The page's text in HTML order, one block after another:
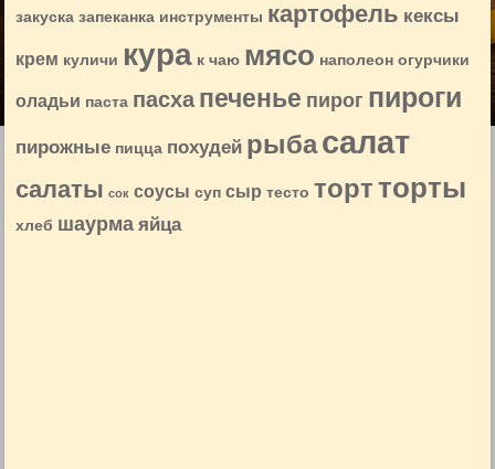
закуска запеканка инструменты картофель кексы
крем куличи кура к чаю мясо наполеон огурчики
оладьи паста пасха печенье пирог пироги
пирожные пицца похудей рыбасалат
салаты сок соусы суп сыр тесто торт торты
хлеб шаурма яйца